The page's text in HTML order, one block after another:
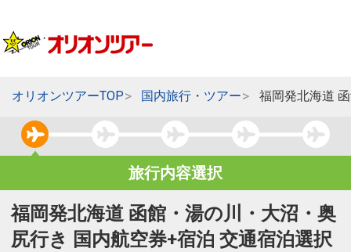
オリオンツアーTOP 国内旅行・ツアー 福岡発北海道
旅行内容選択
福岡発北海道 函館・湯の川・大沼・奥
尻行き 国内航空券+宿泊 交通宿泊選択